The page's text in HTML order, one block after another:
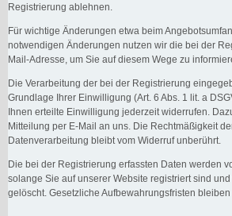
Registrierung ablehnen.
Für wichtige Änderungen etwa beim
notwendigen Änderungen nutzen wir die bei der
Mail-Adresse, um Sie auf diesem Wege zu
Die Verarbeitung der bei der Registrierung
Grundlage Ihrer Einwilligung (Art. 6 Abs. 1 lit. a
Ihnen erteilte Einwilligung jederzeit widerrufen.
Mitteilung per E-Mail an uns. Die Rechtmäßigkeit
Datenverarbeitung bleibt vom Widerruf unberührt.
Die bei der Registrierung erfassten Daten werden
solange Sie auf unserer Website registriert sind
gelöscht. Gesetzliche Aufbewahrungsfristen